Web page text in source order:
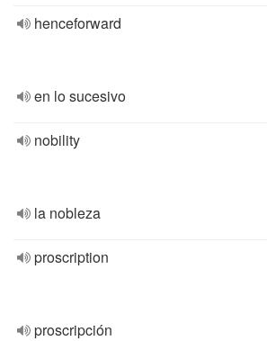
henceforward
en lo sucesivo
nobility
la nobleza
proscription
proscripción